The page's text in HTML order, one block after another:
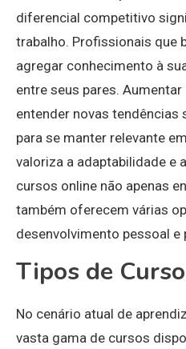
diferencial competitivo
trabalho. Profissionais que
agregar conhecimento à
entre seus pares.
entender novas
para se manter relevante
valoriza a adaptabilidade e
cursos online não apenas
também oferecem várias
desenvolvimento pessoal e
Tipos de
No cenário atual de
vasta gama de cursos